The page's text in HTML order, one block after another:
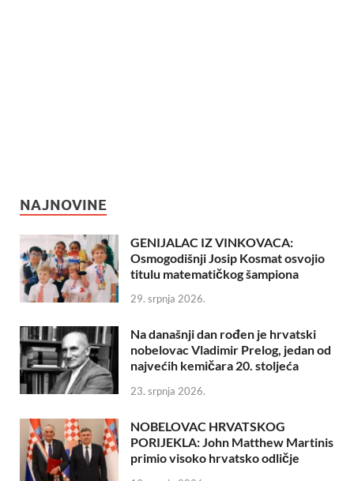
NAJNOVINE
GENIJALAC IZ VINKOVACA:
Osmogodišnji Josip Kosmat osvojio
titulu matematičkog šampiona
29. srpnja 2026.
Na današnji dan rođen je hrvatski
nobelovac Vladimir Prelog, jedan od
najvećih kemičara 20. stoljeća
23. srpnja 2026.
NOBELOVAC HRVATSKOG
PORIJEKLA: John Matthew Martinis
primio visoko hrvatsko odličje